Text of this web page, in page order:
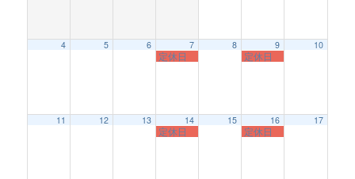
4 5 6 7
定休日
8 9
定休日
10
11 12 13 14
定休日
15 16
定休日
17